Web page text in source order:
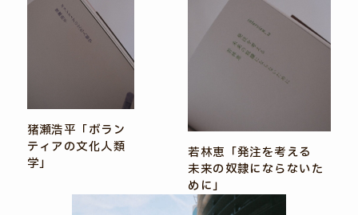
猪瀬浩平「ボラン
ティアの文化人類
学」
若林恵「発注を考える
未来の奴隷にならないた
めに」